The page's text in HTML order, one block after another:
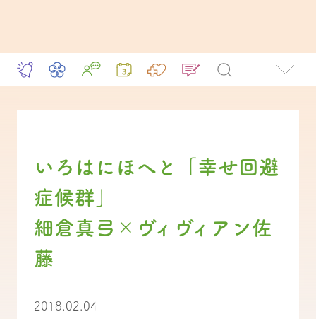
いろはにほへと「幸せ回避
症候群」
細倉真弓×ヴィヴィアン佐
藤
2018.02.04